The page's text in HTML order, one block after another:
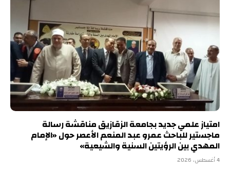
امتياز علمي جديد بجامعة الزقازيق مناقشة رسالة
ماجستير للباحث عمرو عبد المنعم الأعصر حول «الإمام
المهدي بين الرؤيتين السنية والشيعية»
4 أغسطس، 2026